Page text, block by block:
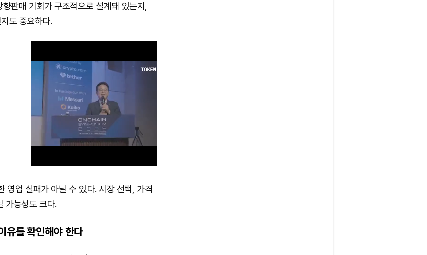
판매 기회가 구조적으로 설계돼 있는지,
도 중요하다.
영업 실패가 아닐 수 있다. 시장 선택, 가격
가능성도 크다.
유를 확인해야 한다